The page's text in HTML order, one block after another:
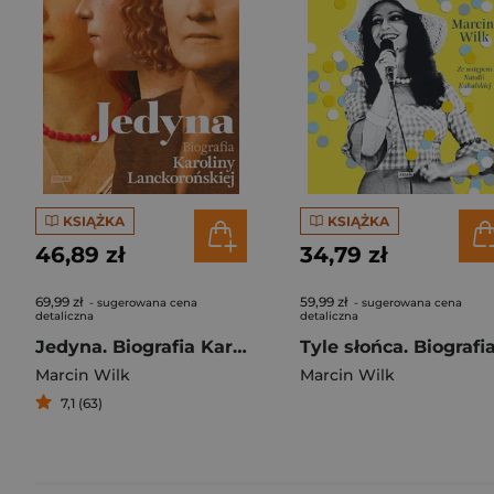
KSIĄŻKA
46,89 zł
69,99 zł - sugerowana cena
detaliczna
Jedyna. Biografia Karoliny Lanckorońskiej
Marcin Wilk
7,1 (63)
KSIĄŻKA
34,79 zł
59,99 zł - sugerowana cena
detaliczna
Marcin Wilk